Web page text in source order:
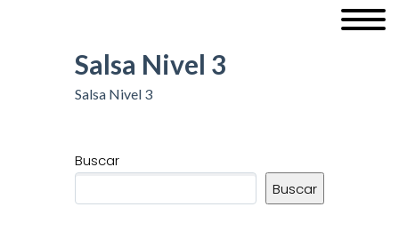
Salsa Nivel 3
Salsa Nivel 3
Buscar
Buscar